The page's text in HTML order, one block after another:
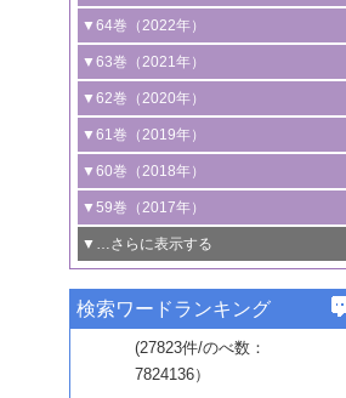
3号 有機分子変換やCO 資源化のための
光触媒に関する最近の研究
B号 第137回触媒討論会（2026年）
2号 水素製造のための水分解技術に関す
る最近の研究
3号 オレフィン系樹脂の精密合成に関す
る最新技術
4号 アルコール類の効率的変換を実現す
る非貴金属触媒の研究動向
5号 ゼオライトの合成と応用における研
究動向
6号 ヘテロ接合界面
B号 第135回触媒討論会（2025年）
2号 規制反応場を活用した固体触媒研究
の新展開
3号 未踏分子変換を目指した酸化触媒プ
ロセスの最前線
4号 シンクロトロン放射光および中性子
線を利用した触媒解析技術の最先端
5号 単原子触媒
6号 参照触媒委員会からのお知らせ
B号 第133回触媒討論会（2023年）
1号 炭素が関わる触媒機能
2号 プラスチックケミカルリサイクルの
ための触媒技術
3号 非酸化物系金属化合物を基盤とした
触媒材料の開発
4号 格子酸素・格子酸素欠陥を利用した
触媒反応
5号 生体触媒によるエネルギー変換反応
6号 窒素とリンの循環のための触媒・機
能性材料
▼64巻（2022年）
1号 合成ガス製造とCOを用いるケミカル
ズ合成の最新動向
2号 化学品合成のための合金触媒開発
3号 CO の排出削減および有効活用のた
めの触媒技術
4号 若手による情報発信企画～とびたて
若き触媒の研究者たち～（1）
若き触媒の研究者たち～（2）
6号 石油のノーブル・ユースを志向した
触媒技術
▼63巻（2021年）
1号 金触媒の新展開
2号 ペロブスカイト
3号 特殊反応場を利用した触媒的分子変
換反応
4号 多孔質材料を用いた触媒の新展開
5号 情報学的手法を用いた触媒開発
6号 カーボンニュートラルに向けた電解
技術
B号 第127回触媒討論会（2021年・オン
ライン開催(Zoom)のみ）
▼62巻（2020年）
1号 触媒設計を拓く欠陥構造のキャラク
タリゼーション
2号 機能化学品製造に資するクリーンな
触媒的酸化反応
3号 水処理のための触媒化学
4号 光触媒を用いた水分解の最新の研究
動向
5号 次世代の触媒プロセスを支えるマイ
▼61巻（2019年）
1号 物質移動制御に着目した触媒プロセ
ス開発
2号 CO2 フリー水素サプライチェーンに
関わる触媒開発動向
3号 精密高分子合成に関する最近の研究
動向
4号 バイオマス化成品製造のための触媒
▼60巻（2018年）
1号 固体酸触媒の最新の研究動向
2号 二酸化炭素からの有用化学品合成
3号 ナノ粒子・クラスター触媒の最前線
4号 60周年記念企画
5号 進化するゼオライト合成技術
6号 非貴金属系触媒における電気化学的
▼59巻（2017年）
1号 いたるところに，触媒
最先端技術
3号 無機分離膜材料の開発と触媒反応プ
ロセスへの適用
▼…さらに表示する
1号 ユニークな構造の高分子を生み出す触
2号 リグニンからの化成品製造に向けた触
▼57巻（2015年）
1号 水素キャリアにかかわる触媒技術の新
▼56巻（2014年）
検索ワードランキング
(27823件/のべ数：
7824136）